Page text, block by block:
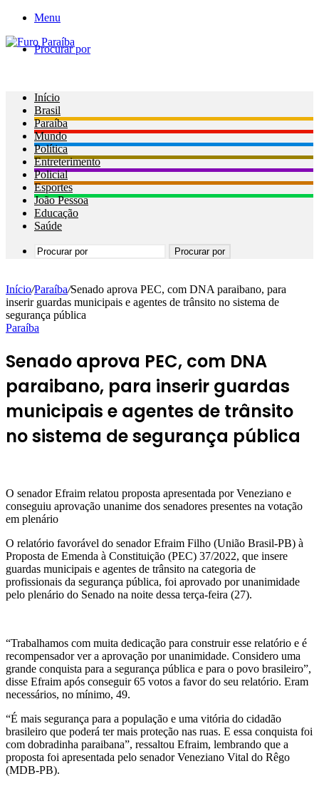
Menu
Procurar por
Início
Brasil
Paraíba
Mundo
Política
Entreterimento
Policial
Esportes
João Pessoa
Educação
Saúde
Procurar por
Início/Paraíba/Senado aprova PEC, com DNA paraibano, para
inserir guardas municipais e agentes de trânsito no sistema de
segurança pública
Paraíba
Senado aprova PEC, com DNA
paraibano, para inserir guardas
municipais e agentes de trânsito
no sistema de segurança pública
O senador Efraim relatou proposta apresentada por Veneziano e
conseguiu aprovação unanime dos senadores presentes na votação
em plenário
O relatório favorável do senador Efraim Filho (União Brasil-PB) à
Proposta de Emenda à Constituição (PEC) 37/2022, que insere
guardas municipais e agentes de trânsito na categoria de
profissionais da segurança pública, foi aprovado por unanimidade
pelo plenário do Senado na noite dessa terça-feira (27).
“Trabalhamos com muita dedicação para construir esse relatório e é
recompensador ver a aprovação por unanimidade. Considero uma
grande conquista para a segurança pública e para o povo brasileiro”,
disse Efraim após conseguir 65 votos a favor do seu relatório. Eram
necessários, no mínimo, 49.
“É mais segurança para a população e uma vitória do cidadão
brasileiro que poderá ter mais proteção nas ruas. E essa conquista foi
com dobradinha paraibana”, ressaltou Efraim, lembrando que a
proposta foi apresentada pelo senador Veneziano Vital do Rêgo
(MDB-PB).